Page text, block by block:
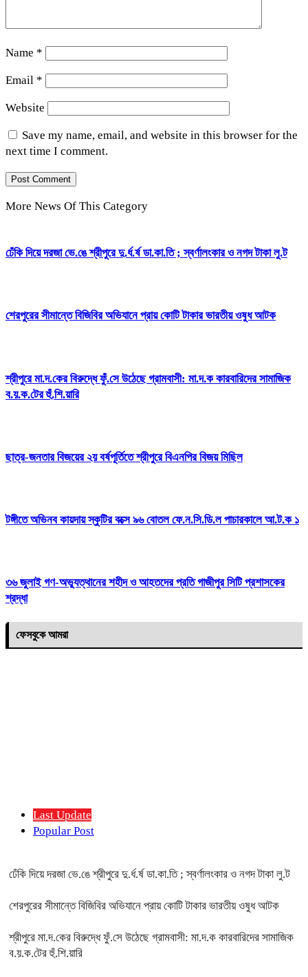
Name *
Email *
Website
Save my name, email, and website in this browser for the
next time I comment.
More News Of This Category
ঢেঁকি দিয়ে দরজা ভে.ঙে শ্রীপুরে দু.র্ধ.র্ষ ডা.কা.তি ; স্বর্ণালংকার ও নগদ টাকা লু.ট
শেরপুরের সীমান্তে বিজিবির অভিযানে প্রায় কোটি টাকার ভারতীয় ওষুধ আটক
শ্রীপুরে মা.দ.কের বিরুদ্ধে ফুঁ.সে উঠেছে গ্রামবাসী: মা.দ.ক কারবারিদের সামাজিক
ব.য়.ক.টের হুঁ.শি.য়ারি
ছাত্র-জনতার বিজয়ের ২য় বর্ষপূর্তিতে শ্রীপুরে বিএনপির বিজয় মিছিল
টঙ্গীতে অভিনব কায়দায় স্কুটির বক্সে ৯৬ বোতল ফে.ন.সি.ডি.ল পাচারকালে আ.ট.ক ১
৩৬ জুলাই গণ-অভ্যুত্থানের শহীদ ও আহতদের প্রতি গাজীপুর সিটি প্রশাসকের
শ্রদ্ধা
ফেসবুকে আমরা
Last Update
Popular Post
ঢেঁকি দিয়ে দরজা ভে.ঙে শ্রীপুরে দু.র্ধ.র্ষ ডা.কা.তি ; স্বর্ণালংকার ও নগদ টাকা লু.ট
শেরপুরের সীমান্তে বিজিবির অভিযানে প্রায় কোটি টাকার ভারতীয় ওষুধ আটক
শ্রীপুরে মা.দ.কের বিরুদ্ধে ফুঁ.সে উঠেছে গ্রামবাসী: মা.দ.ক কারবারিদের সামাজিক
ব.য়.ক.টের হুঁ.শি.য়ারি